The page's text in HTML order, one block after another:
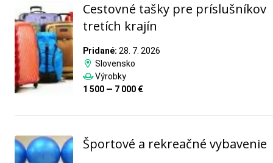
Cestovné tašky pre príslušníkov
tretích krajín
Pridané: 28. 7. 2026
Slovensko
Výrobky
1 500 — 7 000 €
Športové a rekreačné vybavenie